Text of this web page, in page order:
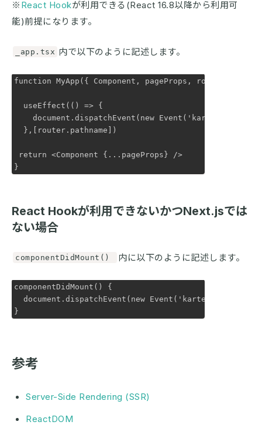
※ React Hookが利用できる(React 16.8以降から利用可
能)前提になります。
_app.tsx 内で以下のように記述します。
function MyApp({ Component, pageProps, router }:
  useEffect(() => {
document.dispatchEvent(new Event('karte-blocks-
  },[router.pathname])
return <Component {...pageProps} />
}
React Hookが利用できないかつNext.jsでは
ない場合
componentDidMount() 内に以下のように記述します。
componentDidMount() {
document.dispatchEvent(new Event('karte-blocks-
}
参考
Server-Side Rendering (SSR)
ReactDOM